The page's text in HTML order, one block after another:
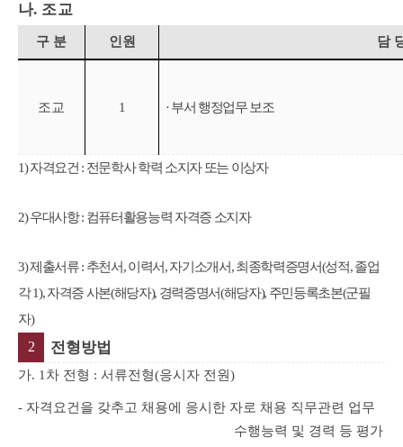
나. 조교
구 분 인원 담
조교 1 ·부서 행정업무 보조
1) 자격요건 : 전문학사 학력 소지자 또는 이상자
2) 우대사항 : 컴퓨터활용능력 자격증 소지자
3) 제출서류 : 추천서, 이력서, 자기소개서, 최종학력증명서(성적, 졸업
각 1), 자격증 사본(해당자), 경력증명서(해당자), 주민등록초본(군필
자)
2 전형방법
가. 1 차 전형 : 서류전형(응시자 전원)
- 자격요건을 갖추고 채용에 응시한 자로 채용 직무관련 업무
수행능력 및 경력 등 평가